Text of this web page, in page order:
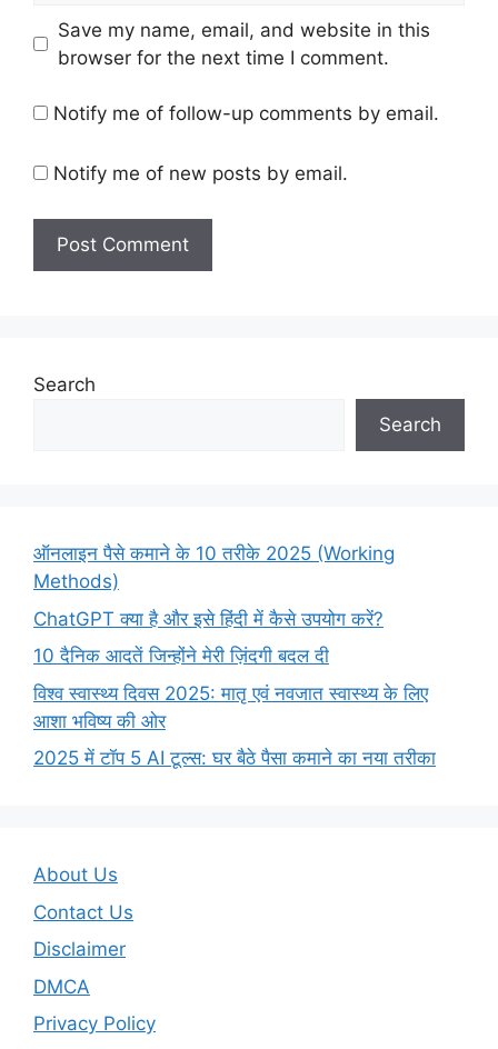
Save my name, email, and website in this
browser for the next time I comment.
Notify me of follow-up comments by email.
Notify me of new posts by email.
Search
Search
ऑनलाइन पैसे कमाने के 10 तरीके 2025 (Working
Methods)
ChatGPT क्या है और इसे हिंदी में कैसे उपयोग करें?
10 दैनिक आदतें जिन्होंने मेरी ज़िंदगी बदल दी
विश्व स्वास्थ्य दिवस 2025: मातृ एवं नवजात स्वास्थ्य के लिए
आशा भविष्य की ओर
2025 में टॉप 5 AI टूल्स: घर बैठे पैसा कमाने का नया तरीका
About Us
Contact Us
Disclaimer
DMCA
Privacy Policy